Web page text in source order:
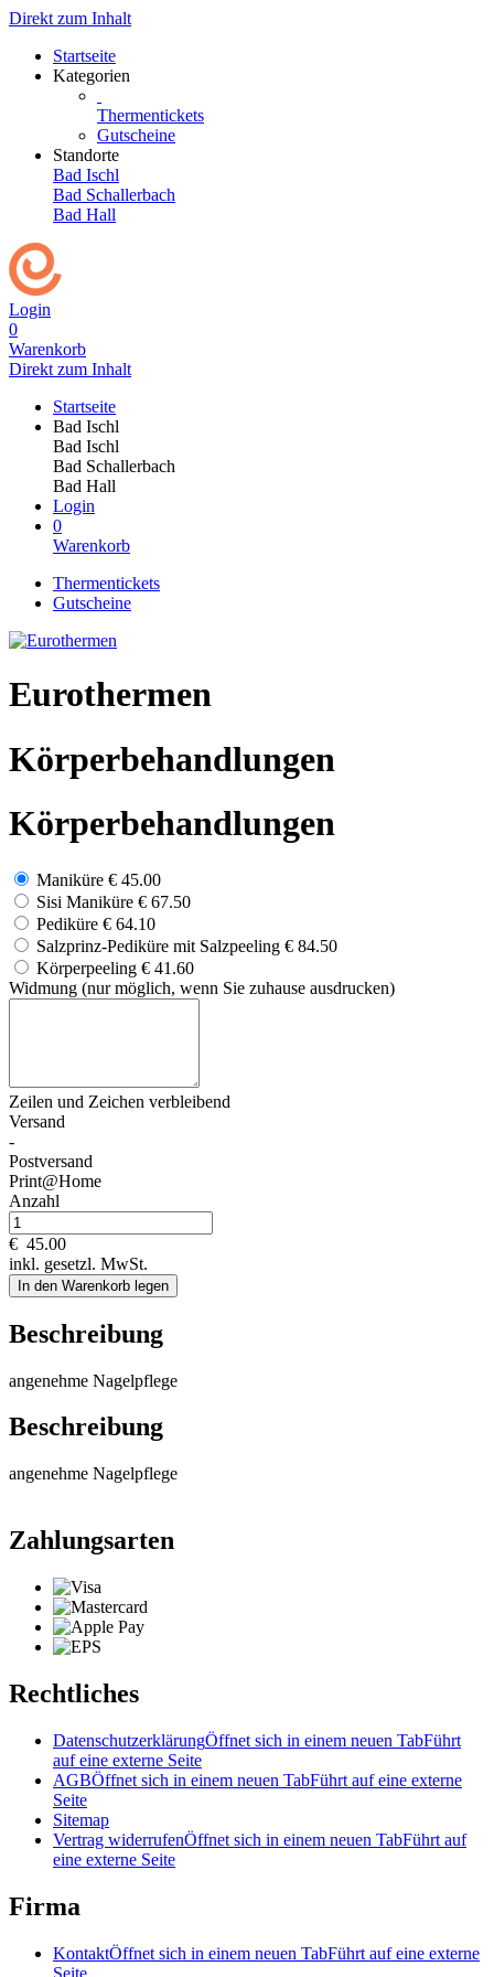
Direkt zum Inhalt
Startseite
Kategorien
Thermentickets
Gutscheine
Standorte
Bad Ischl
Bad Schallerbach
Bad Hall
Login
0
Warenkorb
Direkt zum Inhalt
Startseite
Bad Ischl
Bad Ischl
Bad Schallerbach
Bad Hall
Login
0
Warenkorb
Thermentickets
Gutscheine
Eurothermen
Körperbehandlungen
Körperbehandlungen
Maniküre € 45.00
Sisi Maniküre € 67.50
Pediküre € 64.10
Salzprinz-Pediküre mit Salzpeeling € 84.50
Körperpeeling € 41.60
Widmung (nur möglich, wenn Sie zuhause ausdrucken)
Zeilen und Zeichen verbleibend
Versand
-
Postversand
Print@Home
Anzahl
€ 45.00
inkl. gesetzl. MwSt.
In den Warenkorb legen
Beschreibung
angenehme Nagelpflege
Beschreibung
angenehme Nagelpflege
Zahlungsarten
Rechtliches
DatenschutzerklärungÖffnet sich in einem neuen TabFührt
auf eine externe Seite
AGBÖffnet sich in einem neuen TabFührt auf eine externe
Seite
Sitemap
Vertrag widerrufenÖffnet sich in einem neuen TabFührt auf
eine externe Seite
Firma
KontaktÖffnet sich in einem neuen TabFührt auf eine externe
Seite